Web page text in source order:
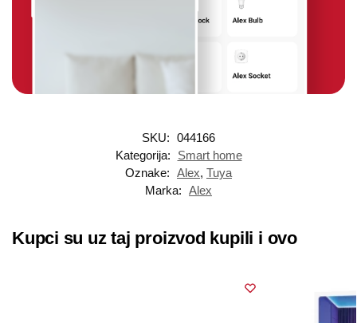
SKU: 044166
Kategorija:
Smart home
Oznake: Alex, Tuya
Marka: Alex
Kupci su uz taj proizvod kupili i ovo